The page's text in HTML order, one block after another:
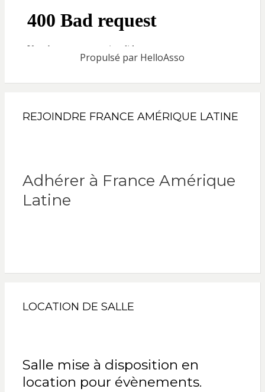
Propulsé par HelloAsso
REJOINDRE FRANCE AMÉRIQUE LATINE
Adhérer à France Amérique
Latine
LOCATION DE SALLE
Salle mise à disposition en
location pour évènements.